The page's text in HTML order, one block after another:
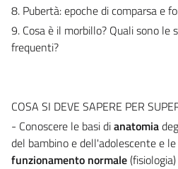
8. Pubertà: epoche di comparsa e
9. Cosa è il morbillo? Quali sono le
frequenti?
COSA SI DEVE SAPERE PER
- Conoscere le basi dianatomia
del bambino e dell'adolescente e
funzionamento normale(fisiologia)